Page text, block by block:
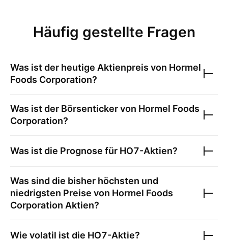
Häufig gestellte Fragen
Was ist der heutige Aktienpreis von Hormel
Foods Corporation?
Was ist der Börsenticker von Hormel Foods
Corporation?
Was ist die Prognose für HO7-Aktien?
Was sind die bisher höchsten und
niedrigsten Preise von Hormel Foods
Corporation Aktien?
Wie volatil ist die HO7-Aktie?